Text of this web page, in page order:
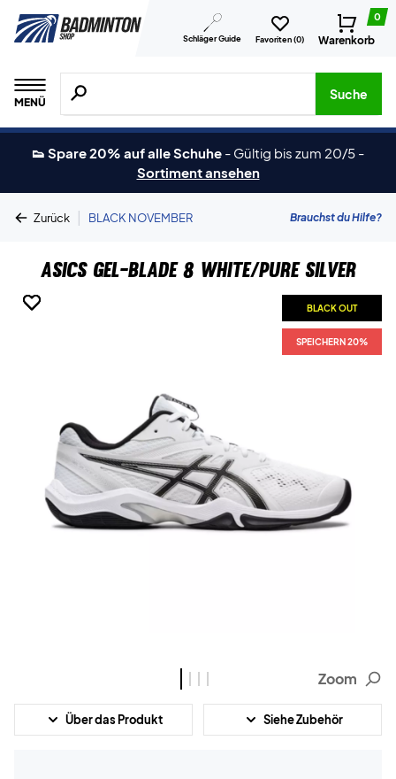
Schläger Guide Favoriten (0)
0
Warenkorb
MENÜ
Suche nach Produkten, Marken usw.
Suche
👟 Spare 20% auf alle Schuhe - Gültig bis zum 20/5 -
Sortiment ansehen
Zurück | BLACK NOVEMBER Brauchst du Hilfe?
Asics Gel-Blade 8 White/Pure Silver
BLACK OUT
SPEICHERN 20%
BLACK OUT
SPEICHERN 20%
BLACK OUT
SPEICHERN 20%
BLACK OUT
SPEICHERN 20%
Zoom
Über das Produkt Siehe Zubehör